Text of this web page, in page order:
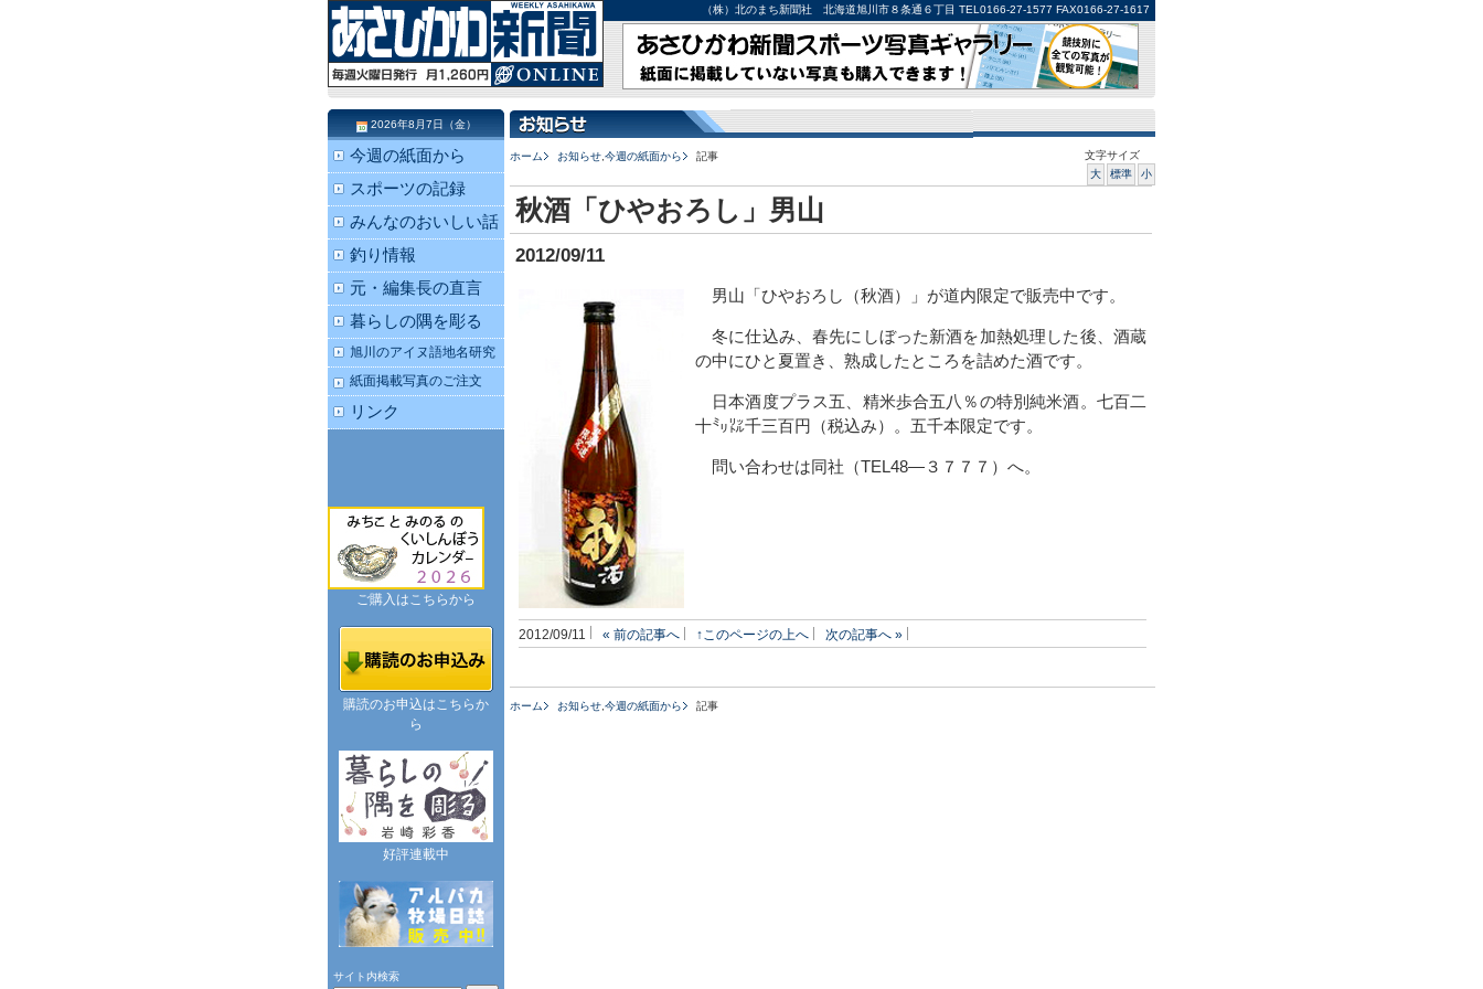
（株）北のまち新聞社 北海道旭川市８条通６丁目 TEL0166-27-1577 FAX0166-27-1617
ホーム お知らせ 今週の紙面から 記事
文字サイズ
大
標準 小
秋酒「ひやおろし」男山
2012/09/11
男山「ひやおろし（秋酒）」が道内限定で販売中です。
冬に仕込み、春先にしぼった新酒を加熱処理した後、酒蔵
の中にひと夏置き、熟成したところを詰めた酒です。
日本酒度プラス五、精米歩合五八％の特別純米酒。七百二
十㍉㍑千三百円（税込み）。五千本限定です。
問い合わせは同社（TEL48―３７７７）へ。
2012/09/11 « 前の記事へ ↑このページの上へ 次の記事へ »
ホーム お知らせ 今週の紙面から 記事
2026年8月7日（金）
今週の紙面から
スポーツの記録
みんなのおいしい話
釣り情報
元・編集長の直言
暮らしの隅を彫る
旭川のアイヌ語地名研究
紙面掲載写真のご注文
リンク
ご購入はこちらから
購読のお申込はこちらか
ら
好評連載中
サイト内検索